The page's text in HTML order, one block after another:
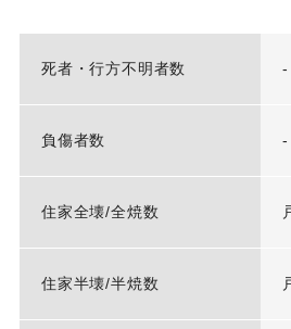
死者・行方不明者数 -
負傷者数 -
住家全壊/全焼数
住家半壊/半焼数